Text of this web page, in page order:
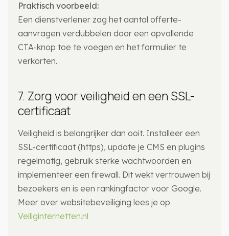
Praktisch voorbeeld:
Een dienstverlener zag het aantal offerte-
aanvragen verdubbelen door een opvallende
CTA-knop toe te voegen en het formulier te
verkorten.
7. Zorg voor veiligheid en een SSL-
certificaat
Veiligheid is belangrijker dan ooit. Installeer een
SSL-certificaat (https), update je CMS en plugins
regelmatig, gebruik sterke wachtwoorden en
implementeer een firewall. Dit wekt vertrouwen bij
bezoekers en is een rankingfactor voor Google.
Meer over websitebeveiliging lees je op
Veiliginternetten.nl